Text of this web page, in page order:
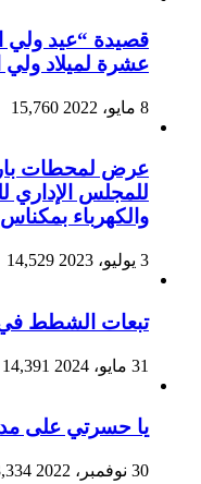
قصيدة “عيد ولي
عشرة لميلاد ولي
8 مايو، 2022 15,760
عرض لمحطات
للمجلس الإداري
والكهرباء بمكناس
3 يوليو، 2023 14,529
تبعات الشطط
31 مايو، 2024 14,391
يا حسرتي على
30 نوفمبر، 2022